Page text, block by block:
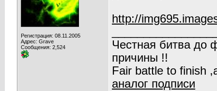
Регистрация: 08.11.2005
Адрес: Grave
Сообщения: 2,524
http://
Честная битва до
причины !!
Fair battle to finish
аналог подписи